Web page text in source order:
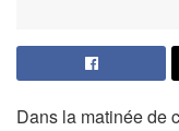
Dans la matinée de